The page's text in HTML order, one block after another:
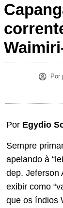
Por
Por Egydio
Sempre
apelando à
dep. Jeferson
exibir como
que os índios